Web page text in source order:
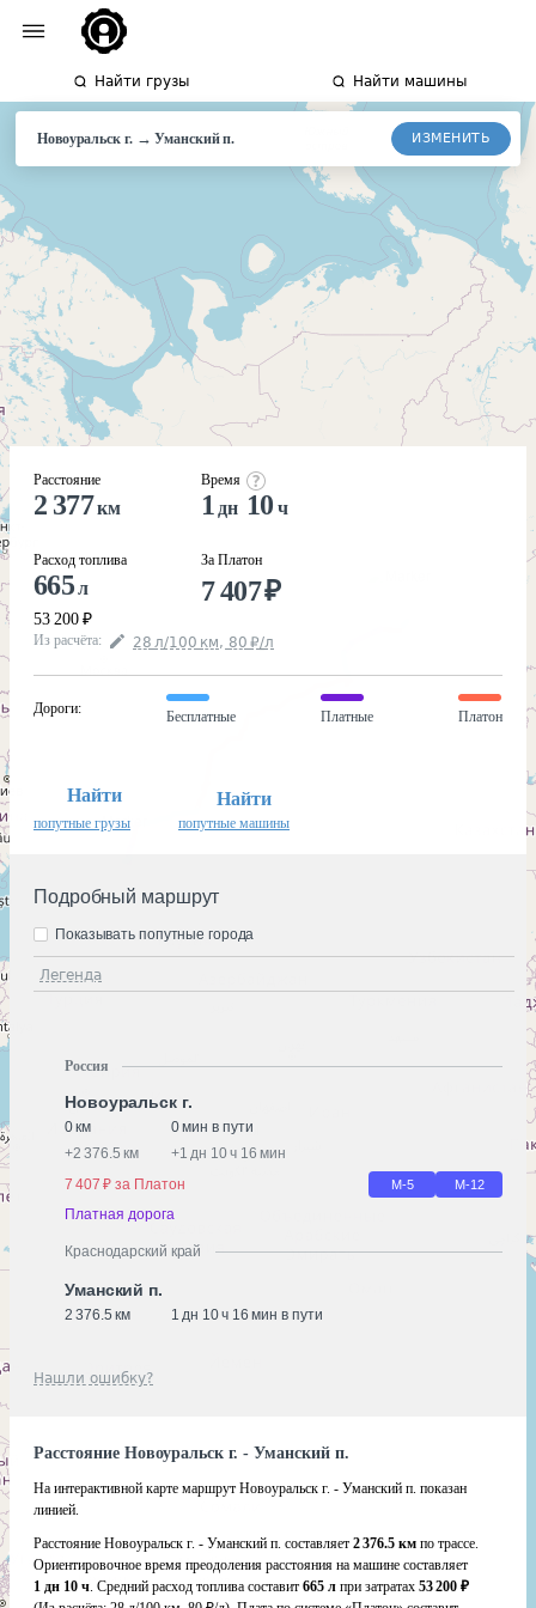
Найти грузы Найти машины
Новоуральск г.→Уманскийп. ИЗМЕНИТЬ
Расстояние
2 377км
Расход топлива
665л
53 200 ₽
Время
1 дн 10 ч
За Платон
7 407₽
Из расчёта: 28 л/100 км, 80 ₽/л
Дороги:
Бесплатные Платные Платон
Найти
попутные грузы
Найти
попутные машины
Подробный маршрут
Легенда
Показывать попутные города
Россия
Новоуральск г.
0 км
0 мин в пути
+2 376.5 км +1 дн 10 ч 16 мин
7 407 ₽ за Платон
М-5 М-12
Платная дорога
Краснодарский край
Уманский п.
2 376.5 км 1 дн 10 ч 16 мин в пути
Нашли ошибку?
Расстояние Новоуральск г. - Уманский п.
На интерактивной карте маршрут Новоуральск г. - Уманский п. показан
линией.
Расстояние Новоуральск г. - Уманский п. составляет 2 376.5 км по трассе.
Ориентировочное время преодоления расстояния на машине составляет
1 дн 10 ч. Средний расход топлива составит 665 л при затратах 53 200 ₽